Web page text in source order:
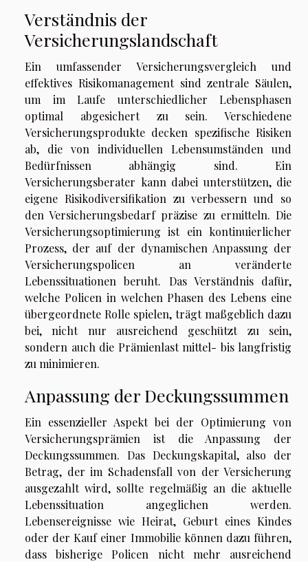
Verständnis der
Versicherungslandschaft
Ein umfassender Versicherungsvergleich und
effektives Risikomanagement sind zentrale Säulen,
um im Laufe unterschiedlicher Lebensphasen
optimal abgesichert zu sein. Verschiedene
Versicherungsprodukte decken spezifische Risiken
ab, die von individuellen Lebensumständen und
Bedürfnissen abhängig sind. Ein
Versicherungsberater kann dabei unterstützen, die
eigene Risikodiversifikation zu verbessern und so
den Versicherungsbedarf präzise zu ermitteln. Die
Versicherungsoptimierung ist ein kontinuierlicher
Prozess, der auf der dynamischen Anpassung der
Versicherungspolicen an veränderte
Lebenssituationen beruht. Das Verständnis dafür,
welche Policen in welchen Phasen des Lebens eine
übergeordnete Rolle spielen, trägt maßgeblich dazu
bei, nicht nur ausreichend geschützt zu sein,
sondern auch die Prämienlast mittel- bis langfristig
zu minimieren.
Anpassung der Deckungssummen
Ein essenzieller Aspekt bei der Optimierung von
Versicherungsprämien ist die Anpassung der
Deckungssummen. Das Deckungskapital, also der
Betrag, der im Schadensfall von der Versicherung
ausgezahlt wird, sollte regelmäßig an die aktuelle
Lebenssituation angeglichen werden.
Lebensereignisse wie Heirat, Geburt eines Kindes
oder der Kauf einer Immobilie können dazu führen,
dass bisherige Policen nicht mehr ausreichend